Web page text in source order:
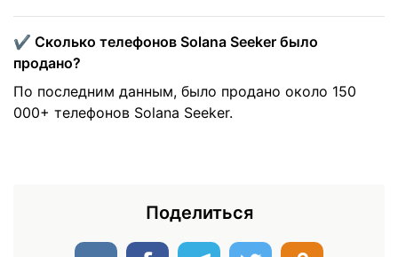
✔️ Сколько телефонов Solana Seeker было
продано?
По последним данным, было продано около 150
000+ телефонов Solana Seeker.
Поделиться